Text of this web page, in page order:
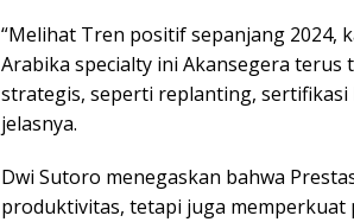
“Melihat Tren positif sepanjang 2024,
Arabika specialty ini Akansegera
strategis, seperti replanting, sertifikasi
jelasnya.
Dwi Sutoro menegaskan bahwa
produktivitas, tetapi juga memperkuat